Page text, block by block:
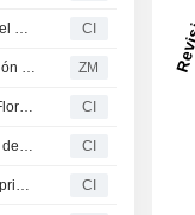
Trulieve Cannabis Corp. presenta sus resultados del segundo trimestre y del primer semestre de 2026 CI
TRULIEVE CANNABIS CORP. : Cantor Fitzgerald actualiza su recomendación a compra ZM
Trulieve Cannabis Corp. inaugura un nuevo dispensario en Marco Island, Florida CI
Trulieve Cannabis Corp. anuncia cambios en su dirección contable a partir del 30 de junio de 2026 CI
Trulieve celebra el lanzamiento del cannabis medicinal en Georgia con su primera venta CI